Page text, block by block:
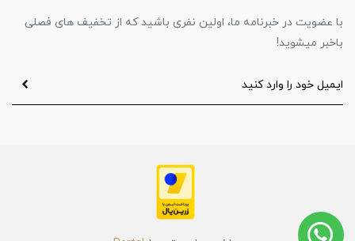
با عضویت در خبرنامه ما، اولین نفری باشید که از تخفیف های فصلی
باخبر میشوید!